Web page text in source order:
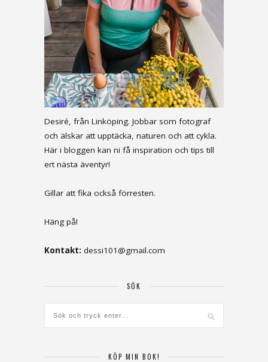
Desiré, från Linköping. Jobbar som fotograf
och älskar att upptäcka, naturen och att cykla.
Här i bloggen kan ni få inspiration och tips till
ert nästa äventyr!
Gillar att fika också förresten.
Häng på!
Kontakt: dessi101@gmail.com
SÖK
KÖP MIN BOK!